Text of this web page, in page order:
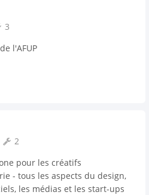
3
l'AFUP
2
pour les créatifs
- tous les aspects du design,
les médias et les start-ups